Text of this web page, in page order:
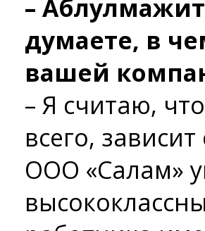
–
думаете, в
вашей
– Я считаю,
всего,
ООО «Салам»